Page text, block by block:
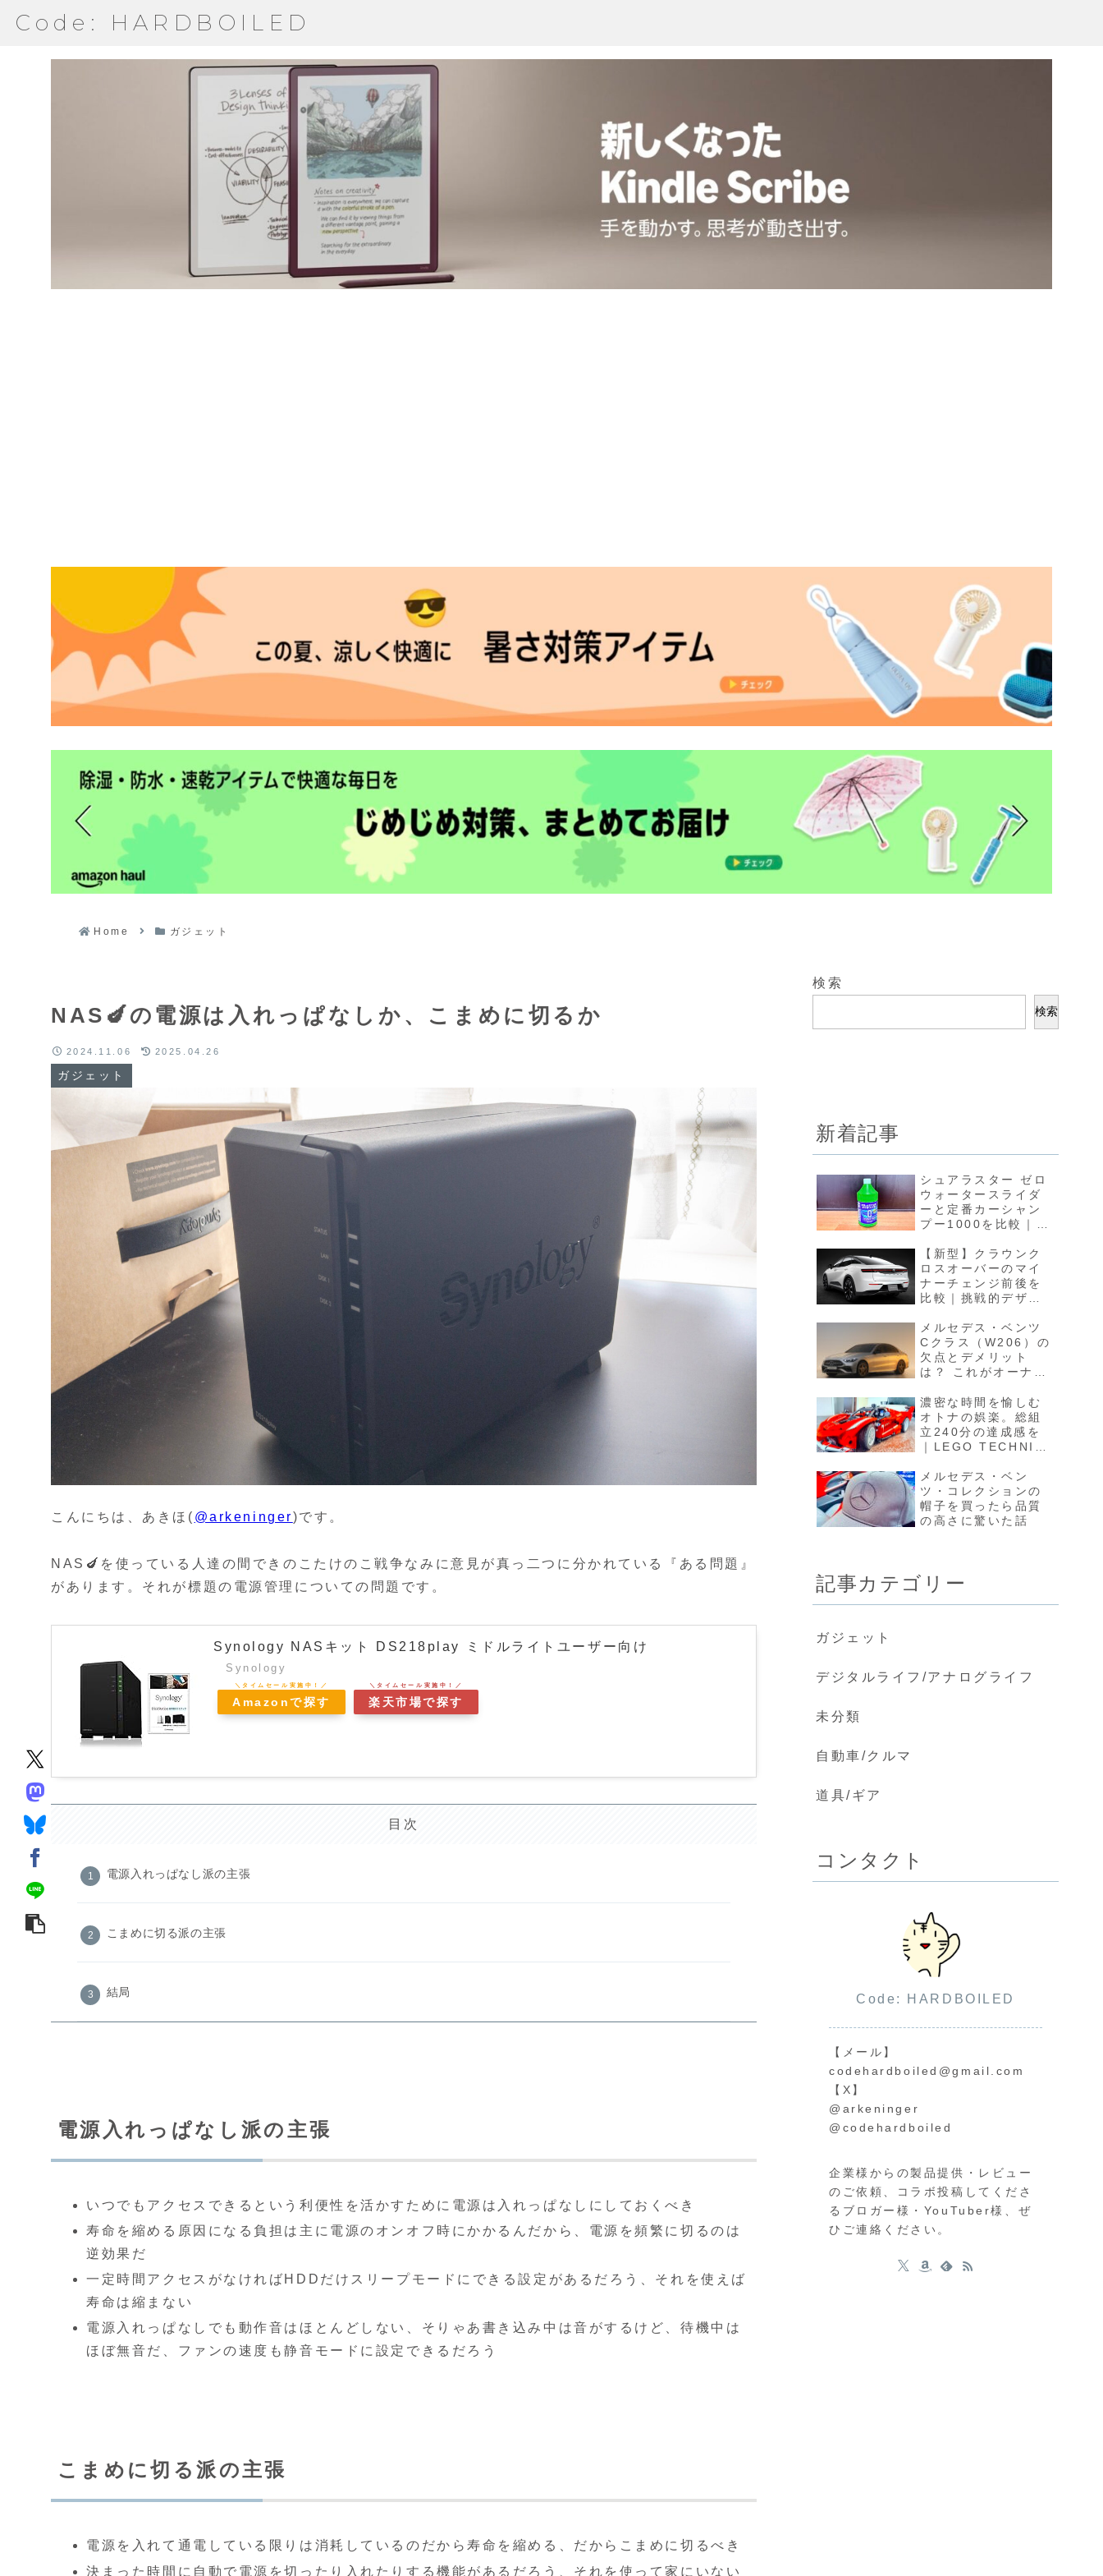
Code: HARDBOILED
Home ガジェット
NAS🍆の電源は入れっぱなしか、こまめに切るか
ガジェット
2024.11.06 2025.04.26
こんにちは、あきほ( @arkeninger)です。
NAS🍆を使っている人達の間できのこたけのこ戦争なみに意見が真っ二つに分かれている『ある問題』
があります。それが標題の電源管理についての問題です。
Synology NASキット DS218play ミドルライトユーザー向け
Synology
Amazonで探す 楽天市場で探す
目次
電源入れっぱなし派の主張
こまめに切る派の主張
結局
電源入れっぱなし派の主張
いつでもアクセスできるという利便性を活かすために電源は入れっぱなしにしておくべき
寿命を縮める原因になる負担は主に電源のオンオフ時にかかるんだから、電源を頻繁に切るのは
逆効果だ
一定時間アクセスがなければHDDだけスリープモードにできる設定があるだろう、それを使えば
寿命は縮まない
電源入れっぱなしでも動作音はほとんどしない、そりゃあ書き込み中は音がするけど、待機中は
ほぼ無音だ、ファンの速度も静音モードに設定できるだろう
こまめに切る派の主張
電源を入れて通電している限りは消耗しているのだから寿命を縮める、だからこまめに切るべき
決まった時間に自動で電源を切ったり入れたりする機能があるだろう、それを使って家にいない
検索
検索
新着記事
シュアラスター ゼロ
ウォータースライダ
ーと定番カーシャン
プー1000を比較｜水
ンプーという新ジャ
ンル
【新型】クラウンク
ロスオーバーのマイ
ナーチェンジ前後を
比較｜挑戦的デザイ
すトヨタの強さ
メルセデス・ベンツ
Cクラス（W206）の
欠点とデメリット
は？ これがオーナー
濃密な時間を愉しむ
オトナの娯楽。総組
立240分の達成感を
｜LEGO TECHNIC
メルセデス・ベン
ツ・コレクションの
帽子を買ったら品質
の高さに驚いた話
記事カテゴリー
ガジェット
デジタルライフ/アナログライフ
未分類
自動車/クルマ
道具/ギア
コンタクト
Code: HARDBOILED
【メール】
codehardboiled@gmail.com
【X】
@arkeninger
@codehardboiled
企業様からの製品提供・レビュー
のご依頼、コラボ投稿してくださ
るブロガー様・YouTuber様、ぜ
ひご連絡ください。